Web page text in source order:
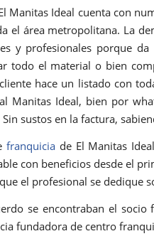
Manitas Ideal cuenta con
el área metropolitana. La
y profesionales porque
todo el material o bien
hace un listado con
Manitas Ideal, bien por
sustos en la factura,
franquicia de El Manitas
con beneficios desde el
el profesional se dedique
se encontraban el
fundadora de centro